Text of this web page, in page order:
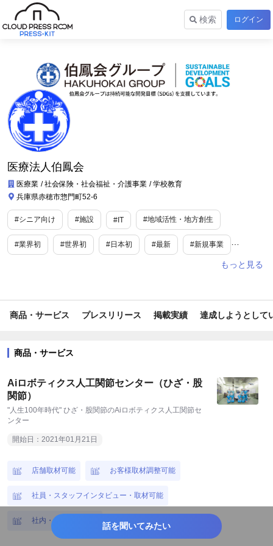
検索 ログイン
医療法人伯鳳会
医療業 社会保険・社会福祉・介護事業
学校教育
兵庫県赤穂市惣門町52-6
#シニア向け #施設 #IT #地域活性・地方創生
#業界初 #世界初 #日本初 #最新 #新規事業
#ユニーク
話を聞いてみたい
商品・サービス プレスリリース 掲載実績 達成しようとして
商品・サービス
Aiロボティクス人工関節センター（ひざ・股
関節）
"人生100年時代" ひざ・股関節のAiロボティクス人工関節セ
ンター
開始日：2021年01月21日
店舗取材可能 お客様取材調整可能
社員・スタッフインタビュー・取材可能
社内・店内撮影可能